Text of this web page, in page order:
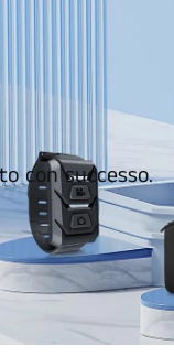
con successo.